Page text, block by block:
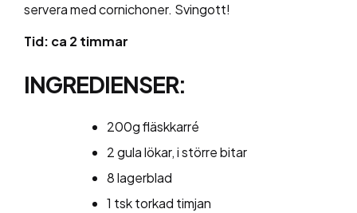
servera med cornichoner. Svingott!
Tid: ca 2 timmar
INGREDIENSER:
200g fläskkarré
2 gula lökar, i större bitar
8 lagerblad
1 tsk torkad timjan